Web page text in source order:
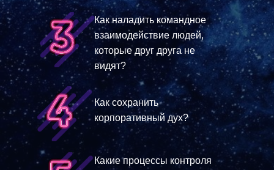
Как сохранить
корпоративный дух?
Какие процессы контроля
Как наладить командное
взаимодействие людей,
которые друг друга не
видят?